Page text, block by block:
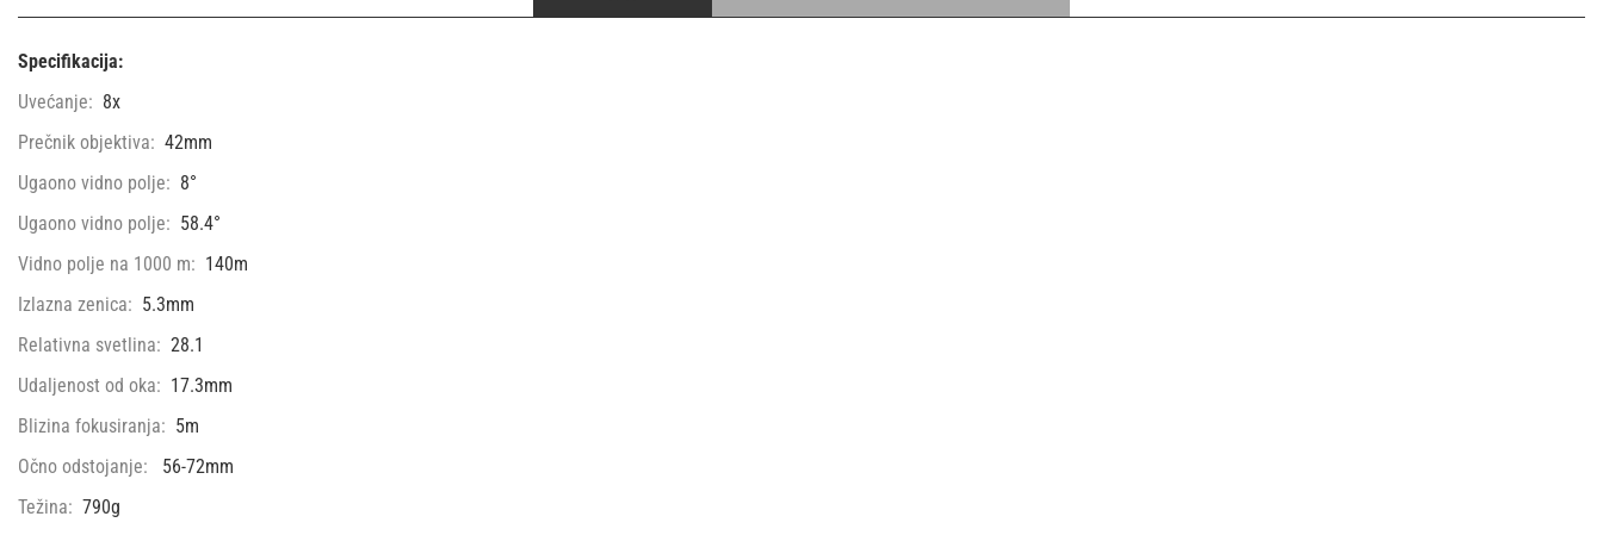
Specifikacija:
Uvećanje: 8x
Prečnik objektiva: 42mm
Ugaono vidno polje: 8°
Ugaono vidno polje: 58.4°
Vidno polje na 1000 m: 140m
Izlazna zenica: 5.3mm
Relativna svetlina: 28.1
Udaljenost od oka: 17.3mm
Blizina fokusiranja: 5m
Očno odstojanje: 56-72mm
Težina: 790g